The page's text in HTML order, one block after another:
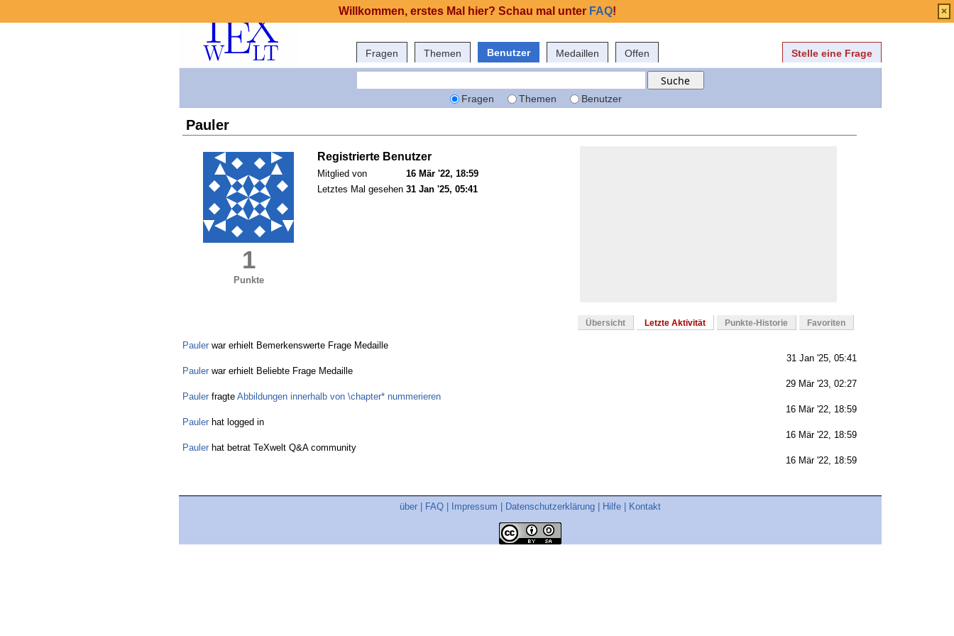
Fragen Themen Benutzer Medaillen Offen Stelle eine Frage
Fragen Themen Benutzer
Pauler
1
Punkte
Registrierte Benutzer
Mitglied von
16 Mär '22, 18:59
Letztes Mal gesehen 31 Jan '25, 05:41
Übersicht Letzte Aktivität Punkte-Historie Favoriten
Pauler war erhielt Bemerkenswerte Frage Medaille
31 Jan '25, 05:41
Pauler war erhielt Beliebte Frage Medaille
29 Mär '23, 02:27
Pauler fragte Abbildungen innerhalb von \chapter* nummerieren
16 Mär '22, 18:59
Pauler hat logged in
16 Mär '22, 18:59
Pauler hat betrat TeXwelt Q&A community
16 Mär '22, 18:59
über FAQ Impressum Datenschutzerklärung Hilfe Kontakt
Willkommen, erstes Mal hier? Schau mal unter FAQ! ×